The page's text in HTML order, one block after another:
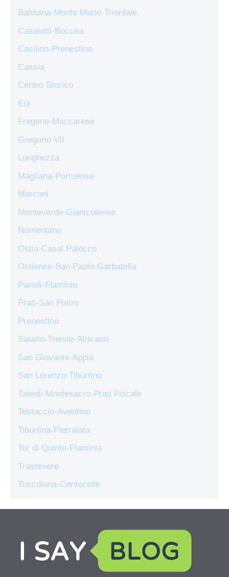
Balduina-Monte Mario-Trionfale
Casalotti-Boccea
Casilino-Prenestino
Cassia
Centro Storico
Eur
Fregene-Maccarese
Gregorio VII
Lunghezza
Magliana-Portuense
Marconi
Monteverde-Gianicolense
Nomentano
Ostia-Casal Palocco
Ostiense-San Paolo-Garbatella
Parioli-Flaminio
Prati-San Pietro
Prenestino
Salario-Trieste-Africano
San Giovanni-Appia
San Lorenzo-Tiburtino
Talenti-Montesacro-Prati Fiscale
Testaccio-Aventino
Tiburtina-Pietralata
Tor di Quinto-Flaminia
Trastevere
Tuscolana-Centocelle